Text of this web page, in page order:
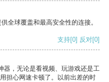
全球覆盖和最高安全性的连接。
支持[0] 反对[0]
器，无论是看视频、玩游戏还是工
担心网速卡顿了。以前出差的时